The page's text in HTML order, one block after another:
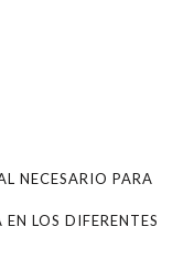
NECESARIO PARA
LOS DIFERENTES